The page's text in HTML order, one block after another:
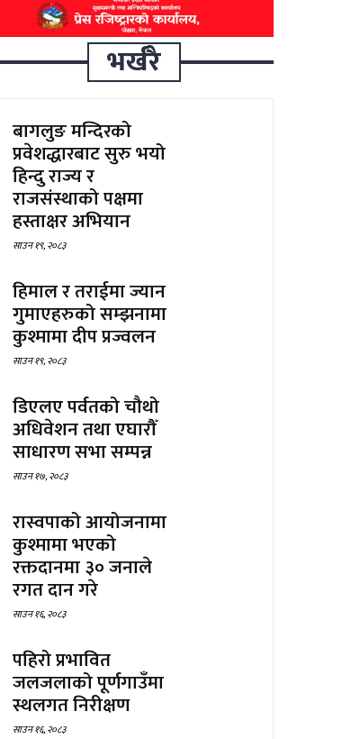
भर्खरै
बागलुङ मन्दिरको
प्रवेशद्धारबाट सुरु भयो
हिन्दु राज्य र
राजसंस्थाको पक्षमा
हस्ताक्षर अभियान
साउन १९, २०८३
हिमाल र तराईमा ज्यान
गुमाएहरुको सम्झनामा
कुश्मामा दीप प्रज्वलन
साउन १९, २०८३
डिएलए पर्वतको चौथो
अधिवेशन तथा एघारौँ
साधारण सभा सम्पन्न
साउन १७, २०८३
रास्वपाको आयोजनामा
कुश्मामा भएको
रक्तदानमा ३० जनाले
रगत दान गरे
साउन १६, २०८३
पहिरो प्रभावित
जलजलाको पूर्णगाउँमा
स्थलगत निरीक्षण
साउन १६, २०८३